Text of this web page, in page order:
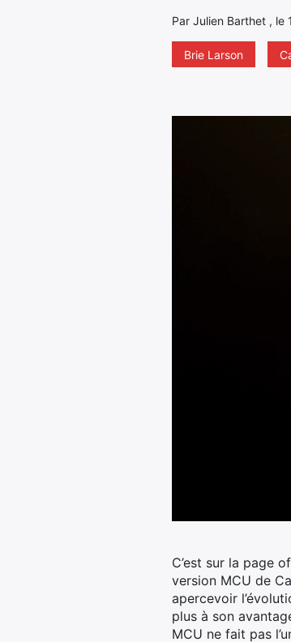
Par Julien Barthet ,
Brie Larson
C’est sur la page
version MCU de
apercevoir
plus à son
MCU ne fait pas